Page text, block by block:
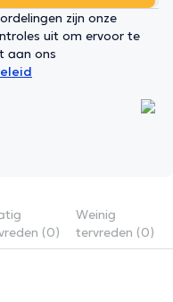
zijn onze
uit om ervoor te
aan ons
(0)
Weinig
tervreden (0)